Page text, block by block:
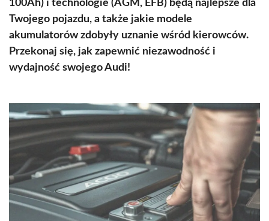
100Ah) i technologie (AGM, EFB) będą najlepsze dla
Twojego pojazdu, a także jakie modele
akumulatorów zdobyły uznanie wśród kierowców.
Przekonaj się, jak zapewnić niezawodność i
wydajność swojego Audi!